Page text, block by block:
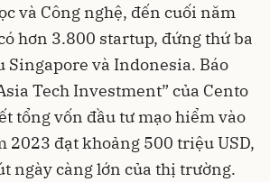
và Công nghệ, đến cuối năm
hơn 3.800 startup, đứng thứ ba
Singapore và Indonesia. Báo
Tech Investment” của Cento
tổng vốn đầu tư mạo hiểm vào
2023 đạt khoảng 500 triệu USD,
ngày càng lớn của thị trường.